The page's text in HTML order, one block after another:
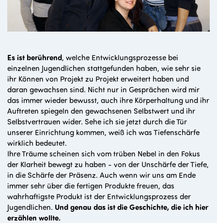
Es ist berührend, welche Entwicklungsprozesse bei
einzelnen Jugendlichen stattgefunden haben, wie sehr sie
ihr Können von Projekt zu Projekt erweitert haben und
daran gewachsen sind. Nicht nur in Gesprächen wird mir
das immer wieder bewusst, auch ihre Körperhaltung und ihr
Auftreten spiegeln den gewachsenen Selbstwert und ihr
Selbstvertrauen wider. Sehe ich sie jetzt durch die Tür
unserer Einrichtung kommen, weiß ich was Tiefenschärfe
wirklich bedeutet.
Ihre Träume scheinen sich vom trüben Nebel in den Fokus
der Klarheit bewegt zu haben - von der Unschärfe der Tiefe,
in die Schärfe der Präsenz. Auch wenn wir uns am Ende
immer sehr über die fertigen Produkte freuen, das
wahrhaftigste Produkt ist der Entwicklungsprozess der
Jugendlichen. Und genau das ist die Geschichte, die ich hier
erzählen wollte.